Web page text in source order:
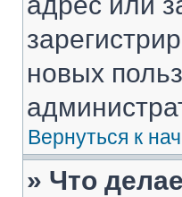
новых
Вернуться к
» Что